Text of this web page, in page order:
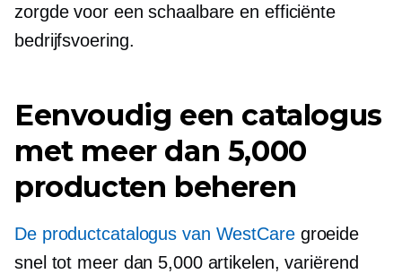
zorgde voor een schaalbare en efficiënte
bedrijfsvoering.
Eenvoudig een catalogus
met meer dan 5,000
producten beheren
De productcatalogus van WestCaregroeide
snel tot meer dan 5,000 artikelen, variërend